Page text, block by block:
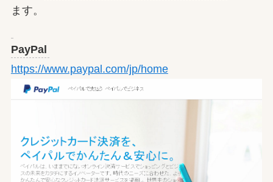
ます。
PayPal
https://www.paypal.com/jp/home